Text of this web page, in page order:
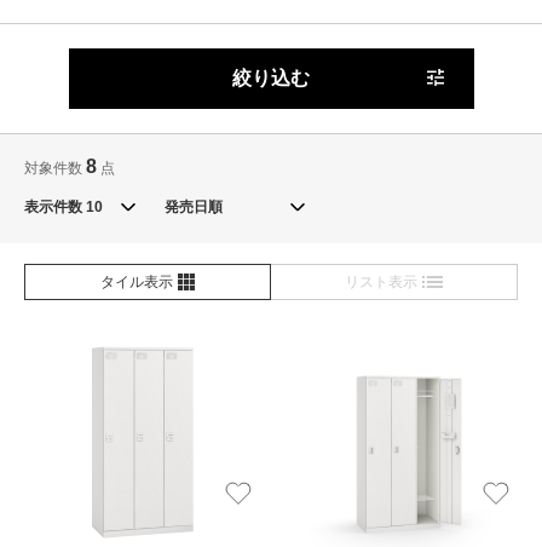
絞り込む
対象件数 8 点
表示件数
タイル表示 リスト表示